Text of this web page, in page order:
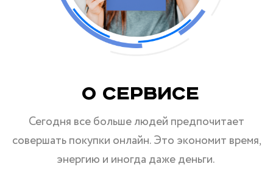
О Сервисе
Сегодня все больше людей предпочитает
совершать покупки онлайн. Это экономит время,
энергию и иногда даже деньги.